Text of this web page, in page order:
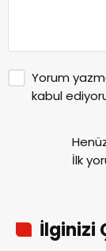
Yorum
kabul
İlk
İlginizi